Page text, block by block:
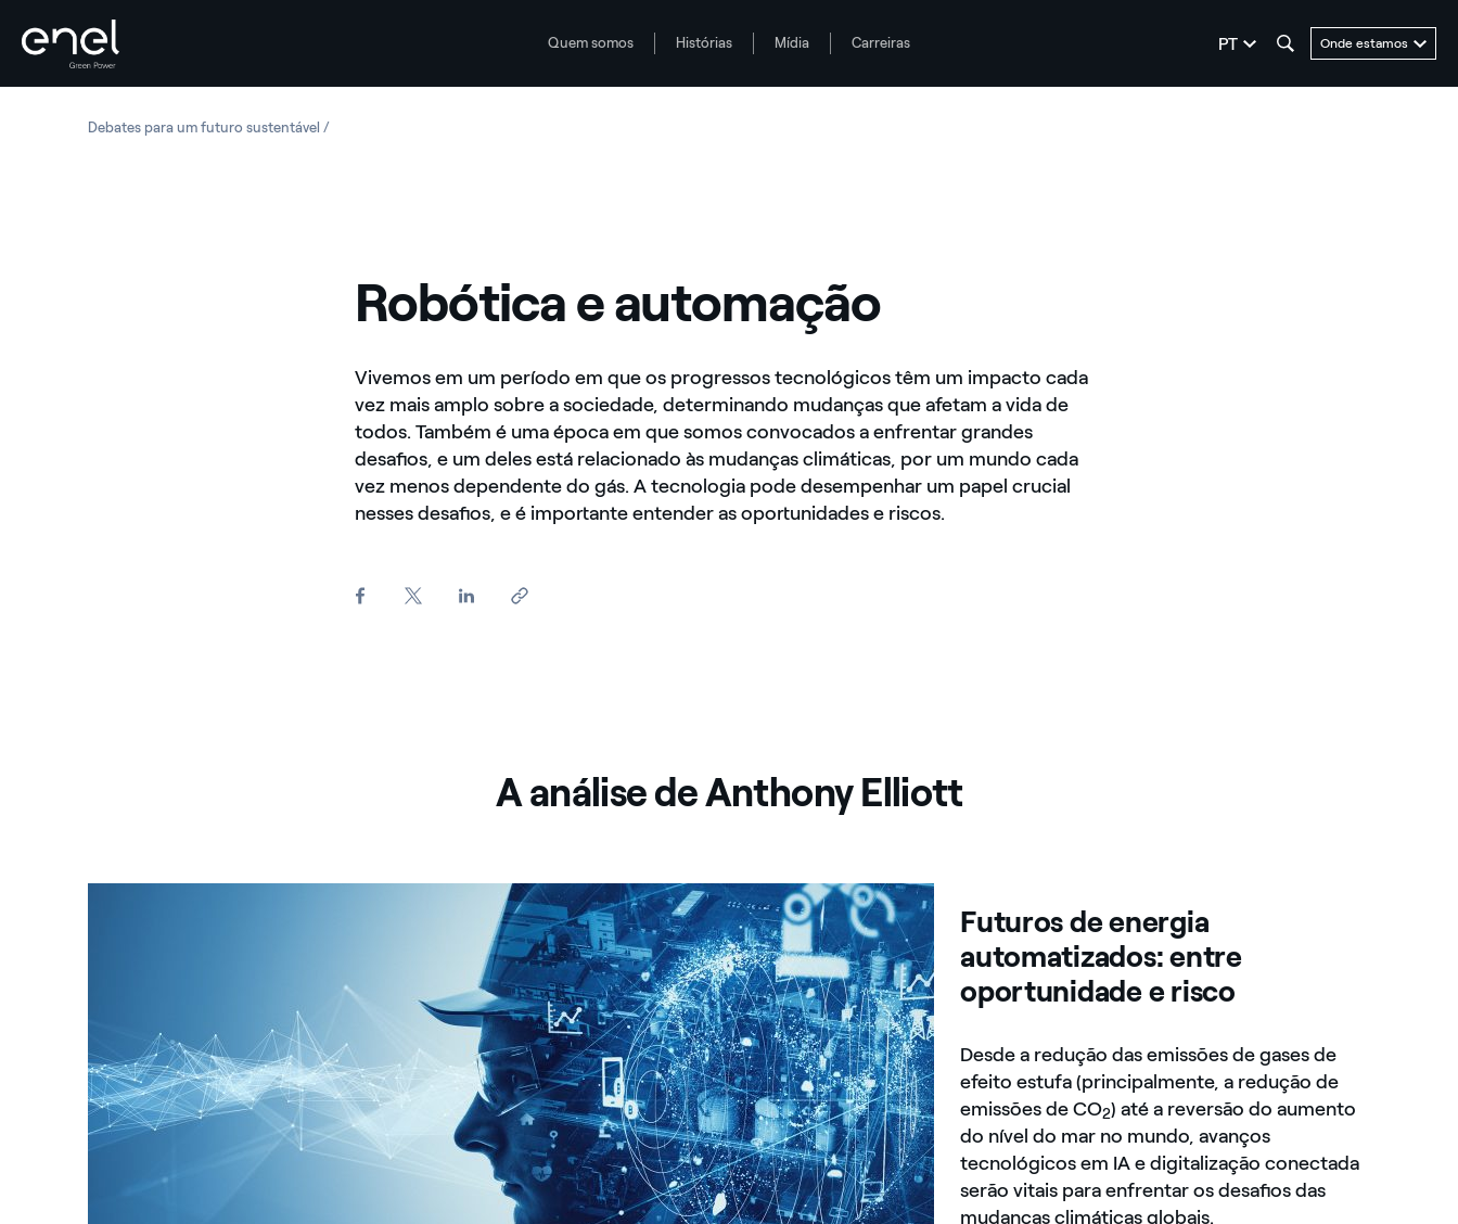
Quem somos Histórias Mídia Carreiras seleziona la lingua
PT Onde estamos
Debates para um futuro sustentável Robótica e automação
Robótica e automação
Vivemos em um período em que os progressos tecnológicos têm um impacto cada
vez mais amplo sobre a sociedade, determinando mudanças que afetam a vida de
todos. Também é uma época em que somos convocados a enfrentar grandes
desafios, e um deles está relacionado às mudanças climáticas, por um mundo cada
vez menos dependente do gás. A tecnologia pode desempenhar um papel crucial
nesses desafios, e é importante entender as oportunidades e riscos.
A análise de Anthony Elliott
Futuros de energia
automatizados: entre
oportunidade e risco
Desde a redução das emissões de gases de
efeito estufa (principalmente, a redução de
emissões de CO2) até a reversão do aumento
do nível do mar no mundo, avanços
tecnológicos em IA e digitalização conectada
serão vitais para enfrentar os desafios das
mudanças climáticas globais.